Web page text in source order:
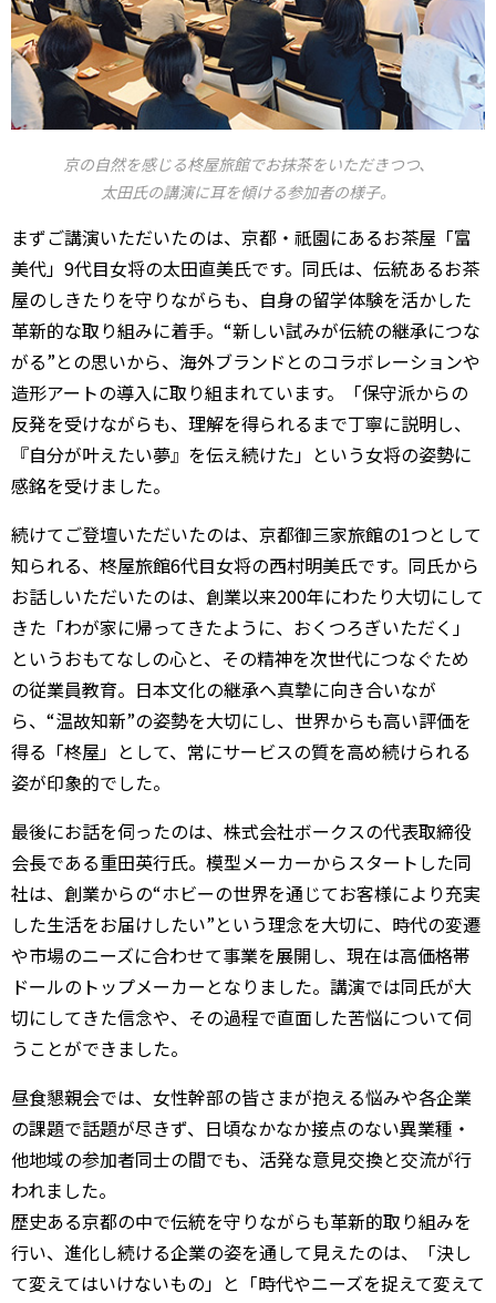
京の自然を感じる柊屋旅館でお抹茶をいただきつつ、
太田氏の講演に耳を傾ける参加者の様子。
まずご講演いただいたのは、京都・祇園にあるお茶屋「富
美代」9代目女将の太田直美氏です。同氏は、伝統あるお茶
屋のしきたりを守りながらも、自身の留学体験を活かした
革新的な取り組みに着手。“新しい試みが伝統の継承につな
がる”との思いから、海外ブランドとのコラボレーションや
造形アートの導入に取り組まれています。「保守派からの
反発を受けながらも、理解を得られるまで丁寧に説明し、
『自分が叶えたい夢』を伝え続けた」という女将の姿勢に
感銘を受けました。
続けてご登壇いただいたのは、京都御三家旅館の1つとして
知られる、柊屋旅館6代目女将の西村明美氏です。同氏から
お話しいただいたのは、創業以来200年にわたり大切にして
きた「わが家に帰ってきたように、おくつろぎいただく」
というおもてなしの心と、その精神を次世代につなぐため
の従業員教育。日本文化の継承へ真摯に向き合いなが
ら、“温故知新”の姿勢を大切にし、世界からも高い評価を
得る「柊屋」として、常にサービスの質を高め続けられる
姿が印象的でした。
最後にお話を伺ったのは、株式会社ボークスの代表取締役
会長である重田英行氏。模型メーカーからスタートした同
社は、創業からの“ホビーの世界を通じてお客様により充実
した生活をお届けしたい”という理念を大切に、時代の変遷
や市場のニーズに合わせて事業を展開し、現在は高価格帯
ドールのトップメーカーとなりました。講演では同氏が大
切にしてきた信念や、その過程で直面した苦悩について伺
うことができました。
昼食懇親会では、女性幹部の皆さまが抱える悩みや各企業
の課題で話題が尽きず、日頃なかなか接点のない異業種・
他地域の参加者同士の間でも、活発な意見交換と交流が行
われました。
歴史ある京都の中で伝統を守りながらも革新的取り組みを
行い、進化し続ける企業の姿を通して見えたのは、「決し
て変えてはいけないもの」と「時代やニーズを捉えて変えて